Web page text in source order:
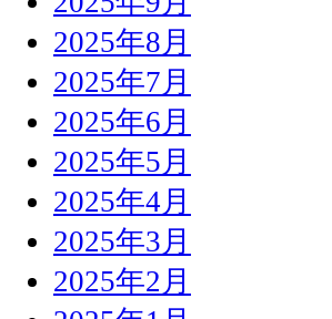
2025年8月
2025年7月
2025年6月
2025年5月
2025年4月
2025年3月
2025年2月